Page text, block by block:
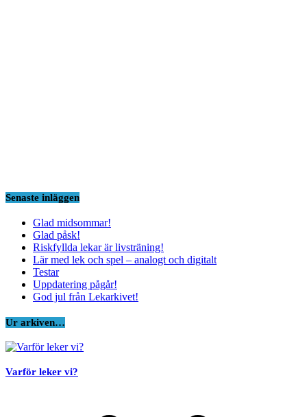
Senaste inläggen
Glad midsommar!
Glad påsk!
Riskfyllda lekar är livsträning!
Lär med lek och spel – analogt och digitalt
Testar
Uppdatering pågår!
God jul från Lekarkivet!
Ur arkiven…
Varför leker vi?